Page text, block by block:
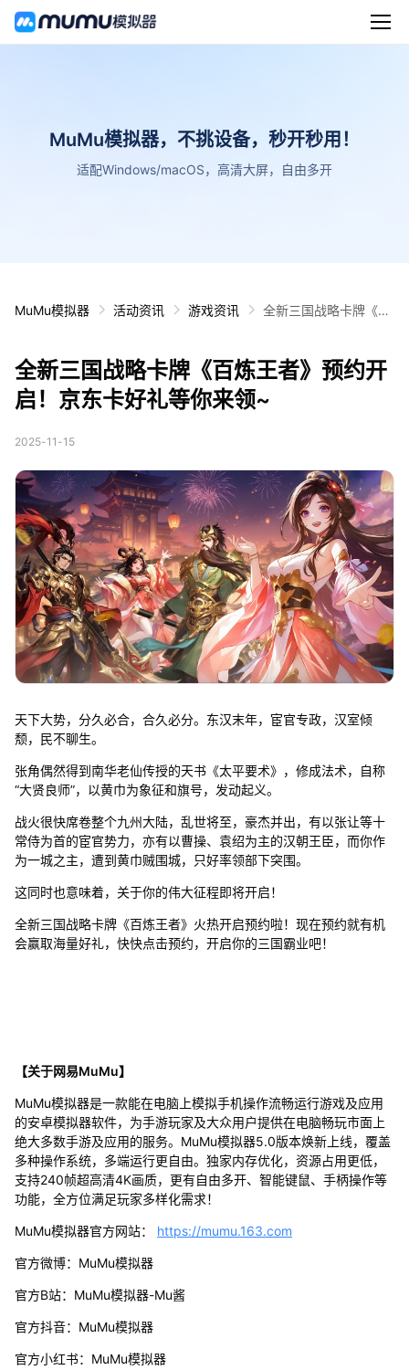
MuMu模拟器，不挑设备，秒开秒用！
适配Windows/macOS，高清大屏，自由多开
MuMu模拟器 活动资讯 游戏资讯
全新三国战略卡牌《百
全新三国战略卡牌《百炼王者》预约开
启！京东卡好礼等你来领~
2025-11-15
天下大势，分久必合，合久必分。东汉末年，宦官专政，汉室倾
颓，民不聊生。
张角偶然得到南华老仙传授的天书《太平要术》，修成法术，自称
“大贤良师”，以黄巾为象征和旗号，发动起义。
战火很快席卷整个九州大陆，乱世将至，豪杰并出，有以张让等十
常侍为首的宦官势力，亦有以曹操、袁绍为主的汉朝王臣，而你作
为一城之主，遭到黄巾贼围城，只好率领部下突围。
这同时也意味着，关于你的伟大征程即将开启！
全新三国战略卡牌《百炼王者》火热开启预约啦！现在预约就有机
会赢取海量好礼，快快点击预约，开启你的三国霸业吧！
【关于网易MuMu】
MuMu模拟器是一款能在电脑上模拟手机操作流畅运行游戏及应用
的安卓模拟器软件，为手游玩家及大众用户提供在电脑畅玩市面上
绝大多数手游及应用的服务。MuMu模拟器5.0版本焕新上线，覆盖
多种操作系统，多端运行更自由。独家内存优化，资源占用更低，
支持240帧超高清4K画质，更有自由多开、智能键鼠、手柄操作等
功能，全方位满足玩家多样化需求！
MuMu模拟器官方网站： https://mumu.163.com
官方微博：MuMu模拟器
官方B站：MuMu模拟器-Mu酱
官方抖音：MuMu模拟器
官方小红书：MuMu模拟器